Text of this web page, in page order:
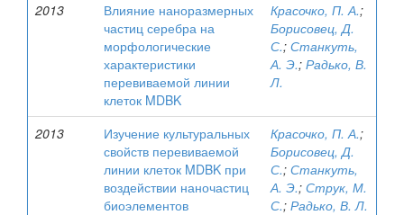
2013
Влияние наноразмерных
частиц серебра на
морфологические
характеристики
перевиваемой линии
клеток MDBK
Красочко, П. А.;
Борисовец, Д.
С.; Станкуть,
А. Э.; Радько, В.
Л.
2013
Изучение культуральных
свойств перевиваемой
линии клеток MDBK при
воздействии наночастиц
биоэлементов
Красочко, П. А.;
Борисовец, Д.
С.; Станкуть,
А. Э.; Струк, М.
С.; Радько, В. Л.